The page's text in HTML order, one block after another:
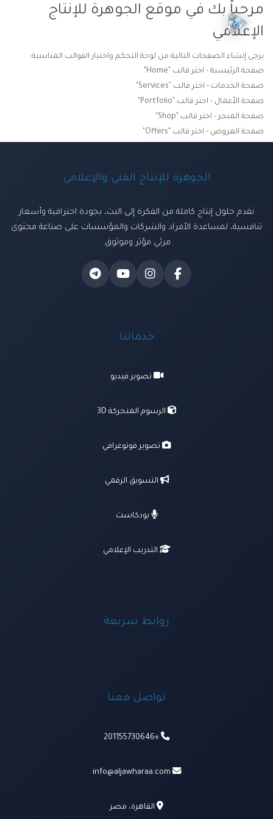
مرحباً بك في موقع الجوهرة للإنتاج
الإعلامي
يرجى إنشاء الصفحات التالية من لوحة التحكم واختيار القوالب المناسبة:
صفحة الرئيسية - اختر قالب "Home"
صفحة الخدمات - اختر قالب "Services"
صفحة الأعمال - اختر قالب "Portfolio"
صفحة المتجر - اختر قالب "Shop"
صفحة العروض - اختر قالب "Offers"
الجوهرة للإنتاج الفني والإعلامي
نقدم حلول إنتاج كاملة من الفكرة إلى البث، بجودة احترافية وأسعار
تنافسية، لمساعدة الأفراد والشركات والمؤسسات على صناعة محتوى
مرئي مؤثر وموثوق.
خدماتنا
تصوير فيديو
الرسوم المتحركة 3D
تصوير فوتوغرافي
التسويق الرقمي
بودكاست
التدريب الإعلامي
روابط سريعة
تواصل معنا
+201155730646
info@aljawharaa.com
القاهرة، مصر